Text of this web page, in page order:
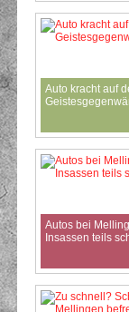
Auto kracht auf
Autos bei
Insassen teils